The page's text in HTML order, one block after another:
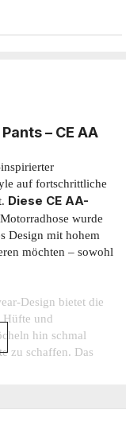
– CE AA
auf fortschrittliche
Diese CE AA-
Motorradhose wurde
Design mit hohem
möchten – sowohl
Design bietet die
Hüfte und
hin schmal
zu schaffen. Das